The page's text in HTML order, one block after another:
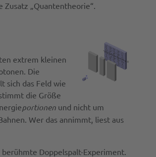
„Quantentheorie“.
extrem kleinen
Die
sich das Feld wie
die Größe
portionen und nicht um
Wer das annimmt, liest aus
Doppelspalt-Experiment.